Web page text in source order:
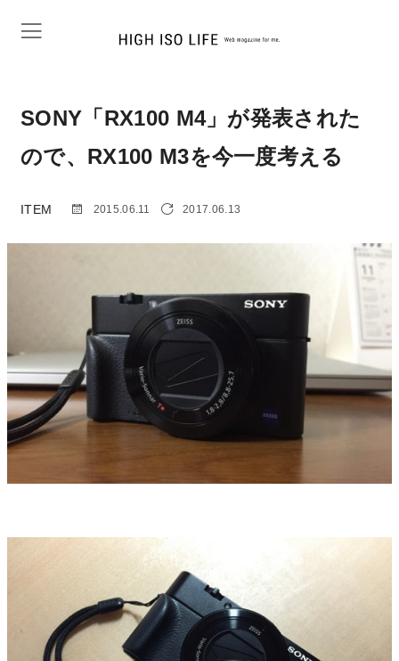
SONY「RX100 M4」が発表された
ので、RX100 M3を今一度考える
ITEM 2015.06.11 2017.06.13